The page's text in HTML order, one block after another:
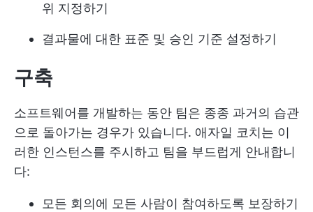
위 지정하기
결과물에 대한 표준 및 승인 기준 설정하기
구축
소프트웨어를 개발하는 동안 팀은 종종 과거의 습관
으로 돌아가는 경우가 있습니다. 애자일 코치는 이
러한 인스턴스를 주시하고 팀을 부드럽게 안내합니
다:
모든 회의에 모든 사람이 참여하도록 보장하기